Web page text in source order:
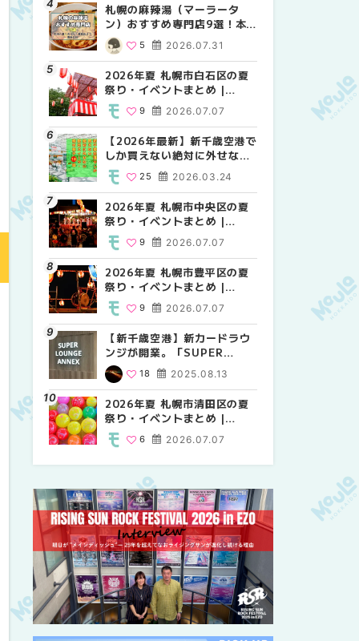
札幌の麻辣湯（マーラータ
ン）おすすめ専門店9選！本
場の量り売りから最新店まで
徹底比較 | MouLa
HOKKAIDO
2026.07.31
5
2026年夏 札幌市白石区の夏
祭り・イベントまとめ |
MouLa HOKKAIDO
2026.07.07
9
【2026年最新】新千歳空港で
しか買えない絶対に外せない
限定スイーツ・焼き菓子18選
| MouLa HOKKAIDO
2026.03.24
25
2026年夏 札幌市中央区の夏
祭り・イベントまとめ |
MouLa HOKKAIDO
2026.07.07
9
2026年夏 札幌市豊平区の夏
祭り・イベントまとめ |
MouLa HOKKAIDO
2026.07.07
9
【新千歳空港】新カードラウ
ンジが開業。「SUPER
LOUNGE ANNEX（スーパー
ラウンジアネックス）」をご
紹介！！ | MouLa
HOKKAIDO
2025.08.13
18
2026年夏 札幌市清田区の夏
祭り・イベントまとめ |
MouLa HOKKAIDO
2026.07.07
6
2026年夏 札幌市手稲区の夏
祭り・イベントまとめ |
10
2026年夏 札幌市白石区の夏
祭り・イベントまとめ |
9
2026年夏 札幌市南区の夏祭
り・イベントまとめ |
8
2026年夏 札幌市清田区の夏
祭り・イベントまとめ |
6
2026年夏 札幌市豊平区の夏
祭り・イベントまとめ |
9
2026年夏 札幌市中央区の夏
祭り・イベントまとめ |
9
2026年夏 恵庭市・千歳市の
夏祭り・イベントまとめ |
9
2026年夏 札幌市白石区の夏
祭り・イベントまとめ |
9
2026年夏 札幌市手稲区の夏
祭り・イベントまとめ |
10
2026年夏 札幌市清田区の夏
祭り・イベントまとめ |
6
札幌の麻辣湯（マーラータ
ン）おすすめ専門店6選！本
徹底比較 | MouLa
HOKKAIDO
5
【2026年最新】新千歳空港で
しか買えない絶対に外せない
限定スイーツ・焼き菓子18選
| MouLa HOKKAIDO
25
【新千歳空港】新カードラウ
ンジが開業。「SUPER
ラウンジアネックス）」をご
紹介！！ | MouLa
HOKKAIDO
18
2026年夏 札幌市豊平区の夏
祭り・イベントまとめ |
9